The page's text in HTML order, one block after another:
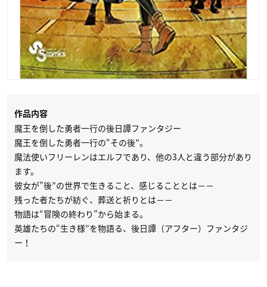
作品内容
魔王を倒した勇者一行の後日譚ファンタジー
魔王を倒した勇者一行の“その後”。
魔法使いフリーレンはエルフであり、他の3人と違う部分があり
ます。
彼女が”後”の世界で生きること、感じることとは－－
残った者たちが紡ぐ、葬送と祈りとは－－
物語は“冒険の終わり”から始まる。
英雄たちの“生き様”を物語る、後日譚（アフター）ファンタジ
ー！